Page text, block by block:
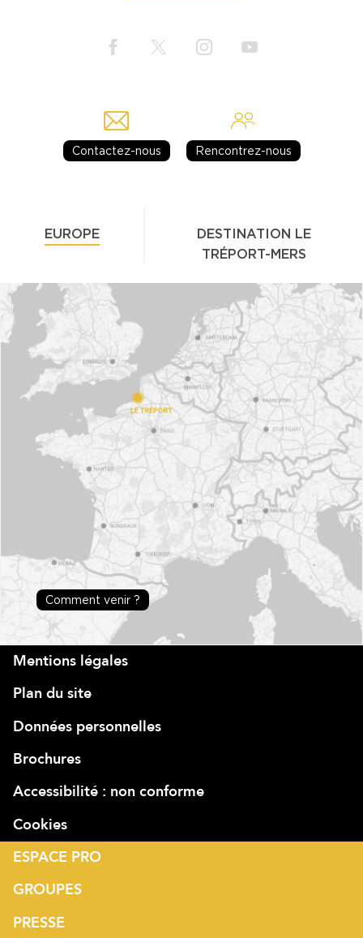
Contactez-nous Rencontrez-nous
EUROPE
DESTINATION LE
TRÉPORT-MERS
Comment venir ?
Mentions légales
Plan du site
Données personnelles
Brochures
Accessibilité : non conforme
Cookies
ESPACE PRO
GROUPES
PRESSE